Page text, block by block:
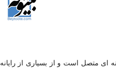
ای متصل است و از بسیاری از رایانه